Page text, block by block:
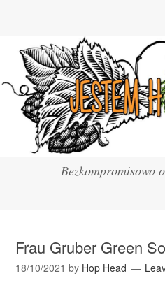
Bezkompromisowo
Frau Gruber Green
18/10/2021 by Hop Head